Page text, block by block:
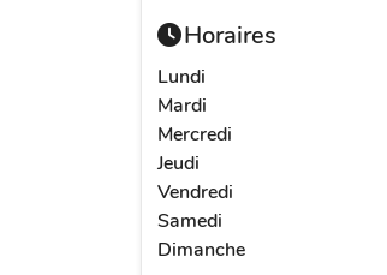
Horaires
Lundi
Mardi
Mercredi
Jeudi
Vendredi
Samedi
Dimanche